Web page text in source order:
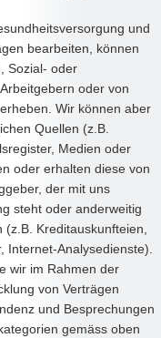
und
bearbeiten, können
Sozial- oder
oder von
Wir können aber
Quellen (z.B.
Medien oder
oder erhalten diese von
der mit uns
steht oder anderweitig
(z.B. Kreditauskunfteien,
Internet-Analysedienste).
wir im Rahmen der
von Verträgen
und Besprechungen
gemäss oben